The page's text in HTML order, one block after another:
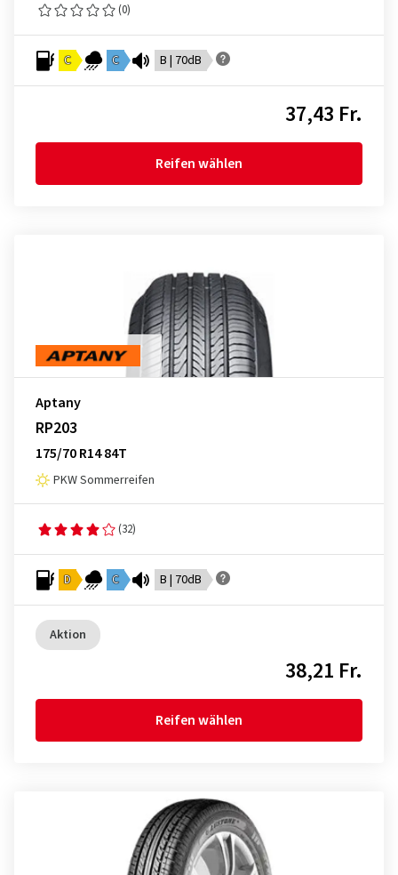
(0)
C C B | 70dB
37,43 Fr.
Reifen wählen
Aptany
RP203
175/70 R14 84T
PKW Sommerreifen
(32)
D C B | 70dB
Aktion
38,21 Fr.
Reifen wählen